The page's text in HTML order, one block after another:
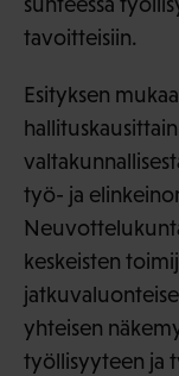
tavoitteisiin.
Esityksen
työ- ja
keskeisten
yhteisen
työllisyyteen ja